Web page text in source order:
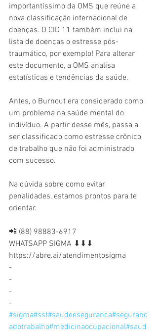
importantíssimo da OMS que reúne a
nova classificação internacional de
doenças. O CID 11 também inclui na
lista de doenças o estresse pós-
traumático, por exemplo! Para alterar
este documento, a OMS analisa
estatísticas e tendências da saúde.
Antes, o Burnout era considerado como
um problema na saúde mental do
indivíduo. A partir desse mês, passa a
ser classificado como estresse crônico
de trabalho que não foi administrado
com sucesso.
Na dúvida sobre como evitar
penalidades, estamos prontos para te
orientar.
📲 (88) 98883-6917
WHATSAPP SIGMA ⬇⬇⬇
https://abre.ai/atendimentosigma
-
-
-
-
#sigma#sst#saudeeseguranca#seguranc
adotrabalho#medicinaocupacional#saud